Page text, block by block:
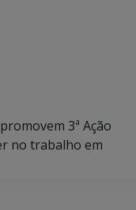
3ª Ação
no trabalho em